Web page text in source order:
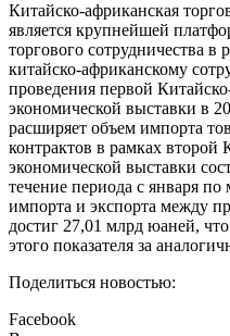
Китайско-африканская
является крупнейшей
торгового сотрудничества
китайско-африканскому
проведения первой
экономической выставки в
расширяет объем импорта
контрактов в рамках второй
экономической выставки
течение периода с января
импорта и экспорта между
достиг 27,01 млрд юаней,
этого показателя за
Поделиться новостью:
Facebook